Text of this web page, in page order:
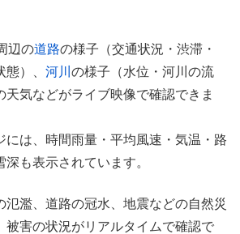
辺の道路の様子（交通状況・渋滞・
）、 河川 の様子（水位・河川の流
天気などがライブ映像で確認できま
には、時間雨量・平均風速・気温・路
も表示されています。
氾濫、道路の冠水、地震などの自然災
被害の状況がリアルタイムで確認で